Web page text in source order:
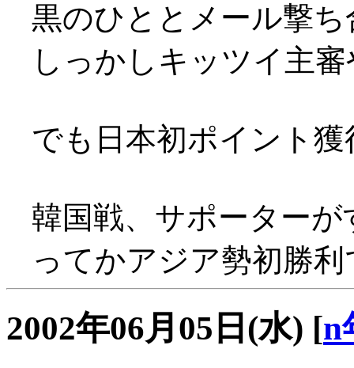
黒のひととメール撃
しっかしキッツイ主
でも日本初ポイント獲
韓国戦、サポーターが
ってかアジア勢初勝
2002年06月05日(水) [n